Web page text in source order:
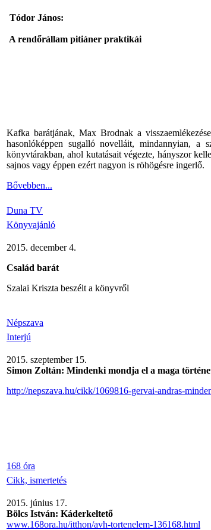
Tódor János:
A rendőrállam pitiáner praktikái
Kafka barátjának, Max Brodnak a
hasonlóképpen sugalló novelláit, mindannyian,
könyvtárakban, ahol kutatásait végezte, hányszor
sajnos vagy éppen ezért nagyon is röhögésre ingerlő.
Bővebben...
Duna TV
Könyvajánló
2015. december 4.
Család barát
Szalai Kriszta beszélt a könyvről
Népszava
Interjú
2015. szeptember 15.
Simon Zoltán: Mindenki mondja el a maga
http://nepszava.hu/cikk/1069816-gervai-andras-
168 óra
Cikk, ismertetés
2015. június 17.
Bölcs István: Káderkeltető
www.168ora.hu/itthon/avh-tortenelem-136168.html